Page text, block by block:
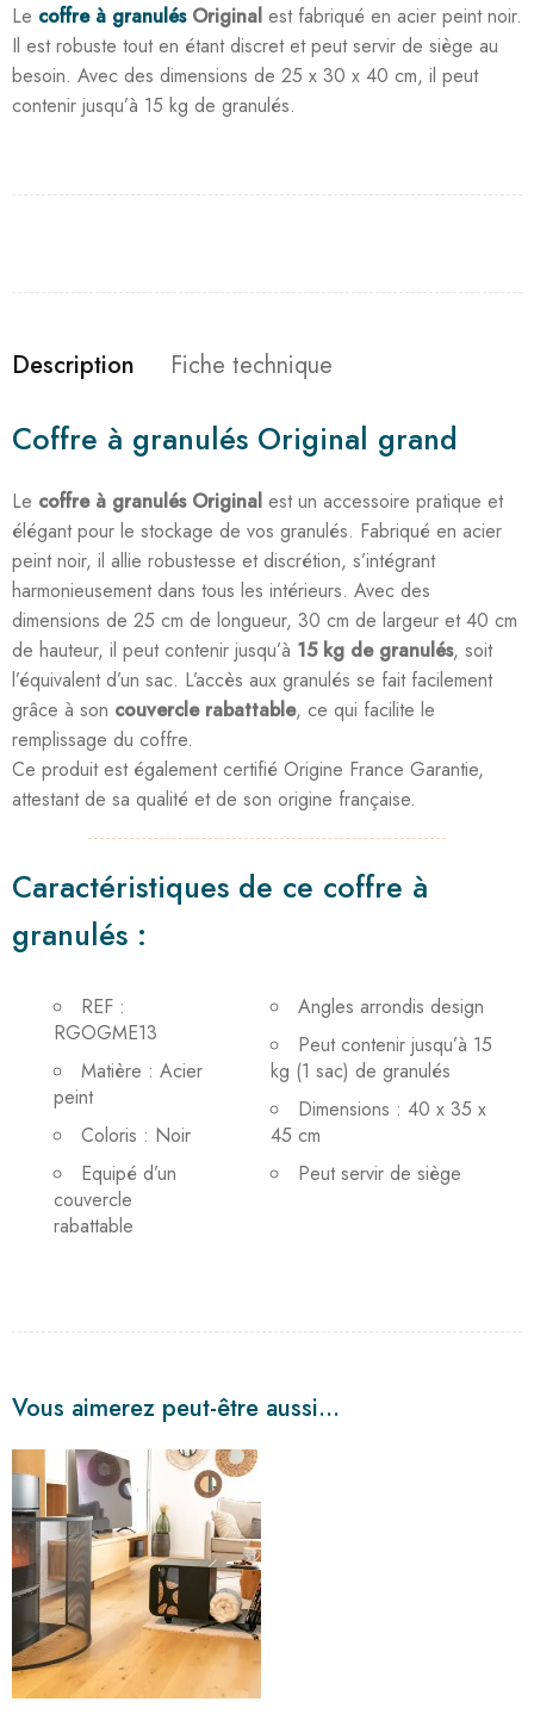
Le coffre à granulésOriginal est fabriqué en acier peint noir.
Il est robuste tout en étant discret et peut servir de siège au
besoin. Avec des dimensions de 25 x 30 x 40 cm, il peut
contenir jusqu’à 15 kg de granulés.
Description Fiche technique
Coffre à granulés Original grand
Le coffre à granulés Original est un accessoire pratique et
élégant pour le stockage de vos granulés. Fabriqué en acier
peint noir, il allie robustesse et discrétion, s’intégrant
harmonieusement dans tous les intérieurs. Avec des
dimensions de 25 cm de longueur, 30 cm de largeur et 40 cm
de hauteur, il peut contenir jusqu’à 15 kg de granulés, soit
l’équivalent d’un sac. L’accès aux granulés se fait facilement
grâce à son couvercle rabattable, ce qui facilite le
remplissage du coffre.
Ce produit est également certifié Origine France Garantie,
attestant de sa qualité et de son origine française.
Caractéristiques de ce coffre à
granulés :
REF :
RGOGME13
Matière : Acier
peint
Coloris : Noir
Equipé d’un
couvercle
rabattable
Angles arrondis design
Peut contenir jusqu’à 15
kg (1 sac) de granulés
Dimensions : 40 x 35 x
45 cm
Peut servir de siège
Vous aimerez peut-être aussi…